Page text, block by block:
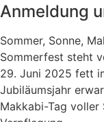
Anmeldung
Sommer, Sonne,
Sommerfest steht
29. Juni 2025 fett
Jubiläumsjahr
Makkabi-Tag voller